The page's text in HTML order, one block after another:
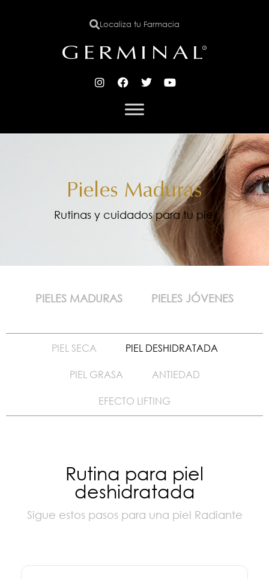
Localiza tu Farmacia
Pieles Maduras
Rutinas y cuidados para tu piel
PIELES MADURAS PIELES JÓVENES
PIEL SECA PIEL DESHIDRATADA
PIEL GRASA ANTIEDAD
EFECTO LIFTING
Rutina para piel
deshidratada
Sigue estos pasos para una piel Radiante